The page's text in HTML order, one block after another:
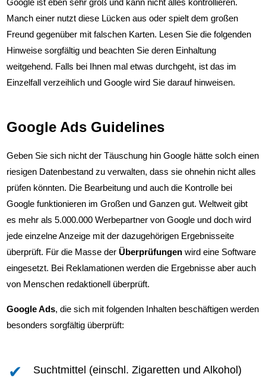
Google Shopping
E-Books
Adwords Controlling Online
Online Marketing Kurs
Google ist eben sehr groß und kann nicht alles kontrollieren.
Manch einer nutzt diese Lücken aus oder spielt dem großen
Freund gegenüber mit falschen Karten. Lesen Sie die folgenden
Hinweise sorgfältig und beachten Sie deren Einhaltung
weitgehend. Falls bei Ihnen mal etwas durchgeht, ist das im
Einzelfall verzeihlich und Google wird Sie darauf hinweisen.
Google Ads Guidelines
Geben Sie sich nicht der Täuschung hin Google hätte solch einen
riesigen Datenbestand zu verwalten, dass sie ohnehin nicht alles
prüfen könnten. Die Bearbeitung und auch die Kontrolle bei
Google funktionieren im Großen und Ganzen gut. Weltweit gibt
es mehr als 5.000.000 Werbepartner von Google und doch wird
jede einzelne Anzeige mit der dazugehörigen Ergebnisseite
überprüft. Für die Masse derÜberprüfungen wird eine Software
eingesetzt. Bei Reklamationen werden die Ergebnisse aber auch
von Menschen redaktionell überprüft.
Google Ads, die sich mit folgenden Inhalten beschäftigen werden
besonders sorgfältig überprüft:
Suchtmittel (einschl. Zigaretten und Alkohol)